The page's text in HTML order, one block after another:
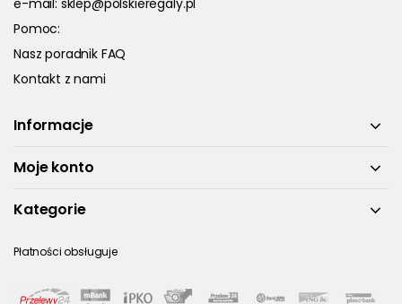
e-mail: sklep@polskieregaly.pl
Pomoc:
Nasz poradnik FAQ
Kontakt z nami
Informacje
Moje konto
Kategorie
Płatności obsługuje